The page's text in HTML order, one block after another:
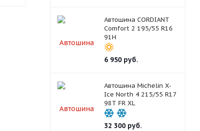
Автошина CORDIANT
Comfort 2 195/55 R16
91H
6 950руб.
Автошина Michelin X-
Ice North 4 215/55 R17
98T FR XL
32 300руб.